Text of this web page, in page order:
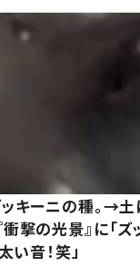
キーニの種。→土
撃の光景』に「ズ
い音！笑」